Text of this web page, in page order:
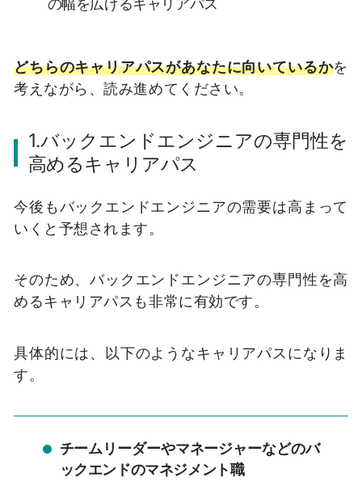
の幅を広げるキャリアパス
どちらのキャリアパスがあなたに向いているかを
考えながら、読み進めてください。
1.バックエンドエンジニアの専門性を
高めるキャリアパス
今後もバックエンドエンジニアの需要は高まって
いくと予想されます。
そのため、バックエンドエンジニアの専門性を高
めるキャリアパスも非常に有効です。
具体的には、以下のようなキャリアパスになりま
す。
チームリーダーやマネージャーなどのバ
ックエンドのマネジメント職